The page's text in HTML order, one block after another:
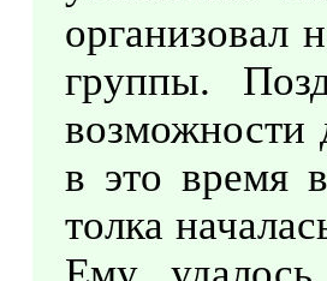
организовал
группы.
возможности
в это время
толка